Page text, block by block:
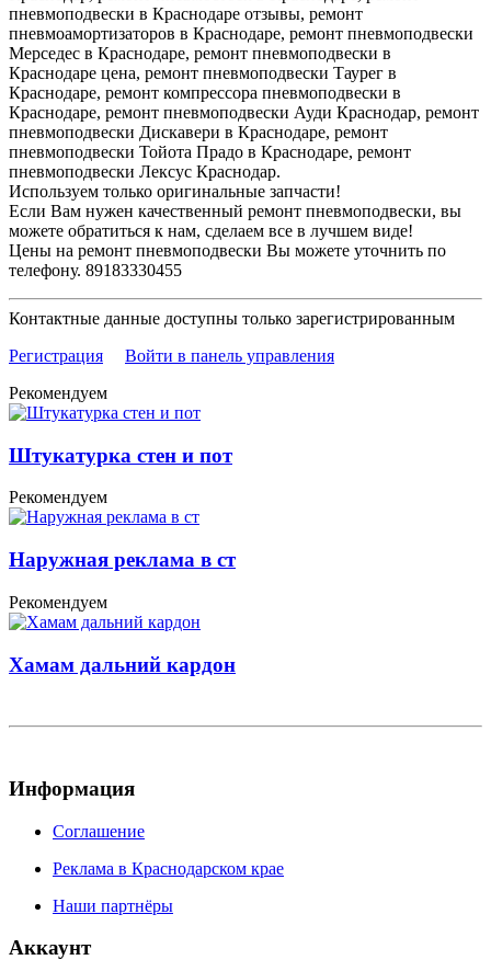
пневмоподвески в Краснодаре отзывы, ремонт
пневмоамортизаторов в Краснодаре, ремонт пневмоподвески
Мерседес в Краснодаре, ремонт пневмоподвески в
Краснодаре цена, ремонт пневмоподвески Таурег в
Краснодаре, ремонт компрессора пневмоподвески в
Краснодаре, ремонт пневмоподвески Ауди Краснодар, ремонт
пневмоподвески Дискавери в Краснодаре, ремонт
пневмоподвески Тойота Прадо в Краснодаре, ремонт
пневмоподвески Лексус Краснодар.
Используем только оригинальные запчасти!
Если Вам нужен качественный ремонт пневмоподвески, вы
можете обратиться к нам, сделаем все в лучшем виде!
Цены на ремонт пневмоподвески Вы можете уточнить по
телефону. 89183330455
Контактные данные доступны только зарегистрированным
Регистрация
Войти в панель управления
Рекомендуем
Штукатурка стен и пот
Рекомендуем
Наружная реклама в ст
Рекомендуем
Хамам дальний кардон
Информация
Соглашение
Реклама в Краснодарском крае
Наши партнёры
Аккаунт